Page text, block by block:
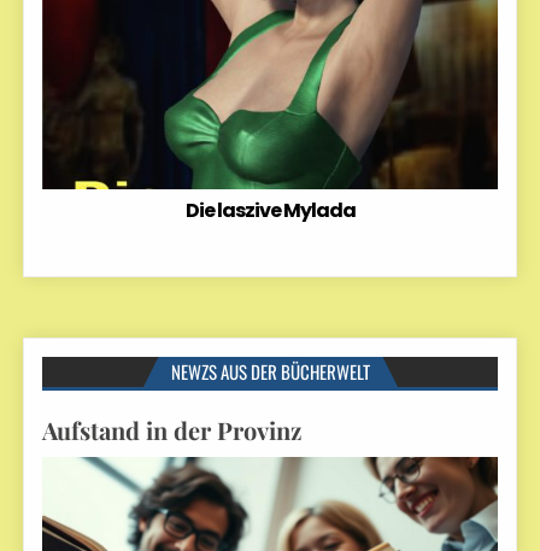
Die laszive Mylada
NEWZS AUS DER BÜCHERWELT
Aufstand in der Provinz